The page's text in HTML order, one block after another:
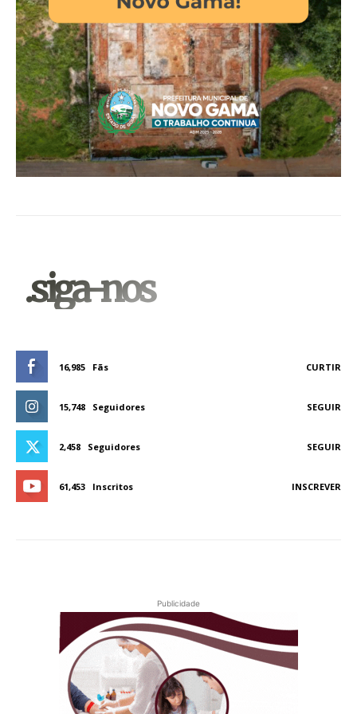
.siga-nos
16,985 Fãs CURTIR
15,748 Seguidores SEGUIR
2,458 Seguidores SEGUIR
61,453 Inscritos INSCREVER
Publicidade